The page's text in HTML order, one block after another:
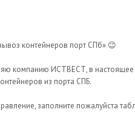
контейнеров порт СПб» 😉
компанию ИСТВЕСТ, в
из порта СПБ.
заполните пожалуйста